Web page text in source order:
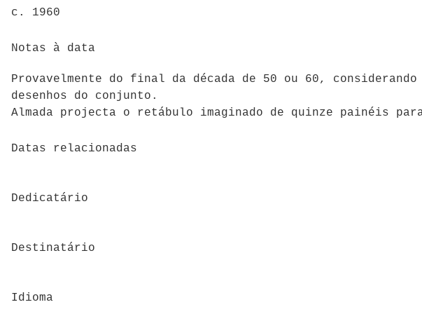
c. 1960
Notas à data
Provavelmente do final da década de 50 ou 60,
desenhos do conjunto.
Almada projecta o retábulo imaginado de quinze painéis
Datas relacionadas
Dedicatário
Destinatário
Idioma